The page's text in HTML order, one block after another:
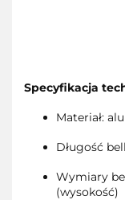
Specyfikacja
Materiał:
Długość
Wymiary
(wysokość)